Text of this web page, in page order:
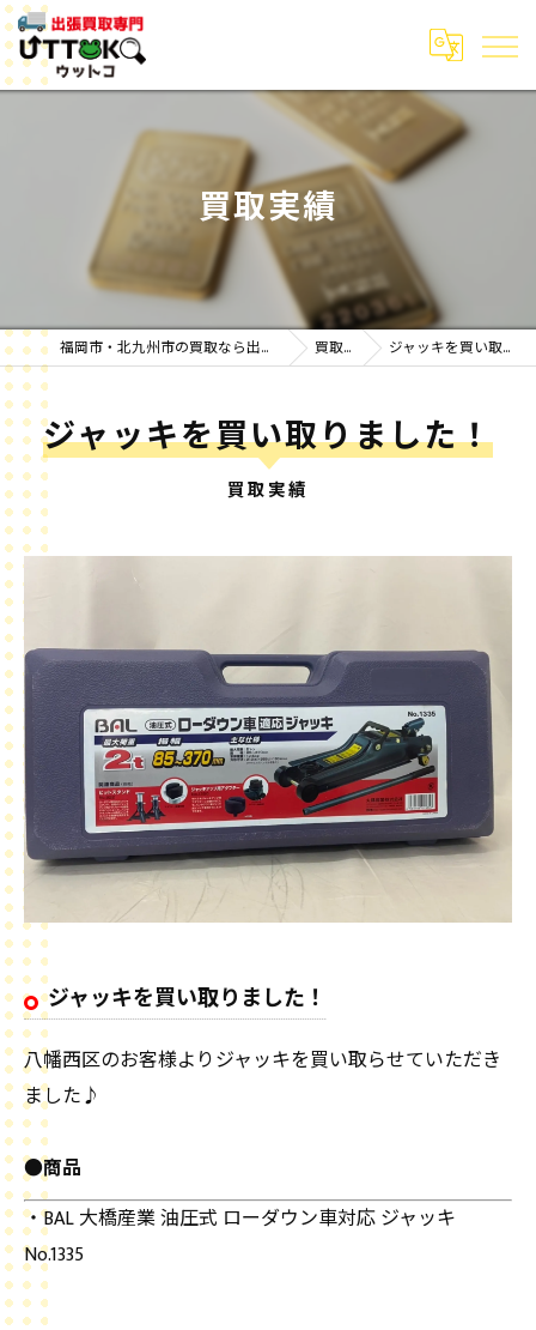
買取実績
福岡市・北九州市の買取なら出張買取専門ウットコ 買取実績 ジャッキを買い取りました！
買取実績
ジャッキを買い取りました！
ジャッキを買い取りました！
八幡西区のお客様よりジャッキを買い取らせていただき
ました♪
●商品
・BAL 大橋産業 油圧式 ローダウン車対応 ジャッキ
No.1335